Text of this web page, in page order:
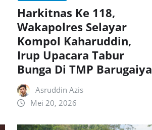
Harkitnas Ke 118,
Wakapolres Selayar
Kompol Kaharuddin,
Irup Upacara Tabur
Bunga Di TMP Barugaiya
Asruddin Azis
Mei 20, 2026